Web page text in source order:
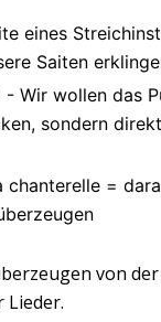
eines
Saiten
Wir wollen das
sondern
chanterelle =
von
Lieder.